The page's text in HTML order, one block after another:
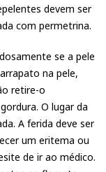
devem ser
com permetrina.
se a pele
na pele,
retire-o
O lugar da
A ferida deve ser
um eritema ou
de ir ao médico.